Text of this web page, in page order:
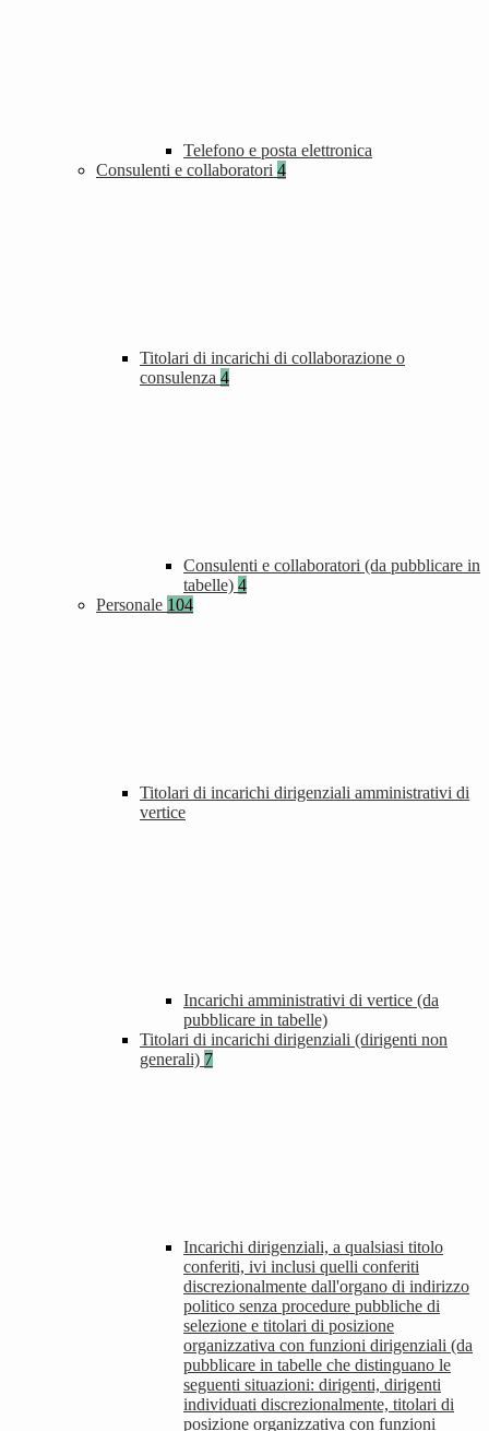
Telefono e posta elettronica
Consulenti e collaboratori 4
Titolari di incarichi di collaborazione o
consulenza 4
Consulenti e collaboratori (da pubblicare in
tabelle) 4
Personale 104
Titolari di incarichi dirigenziali amministrativi di
vertice
Incarichi amministrativi di vertice (da
pubblicare in tabelle)
Titolari di incarichi dirigenziali (dirigenti non
generali) 7
Incarichi dirigenziali, a qualsiasi titolo
conferiti, ivi inclusi quelli conferiti
discrezionalmente dall'organo di indirizzo
politico senza procedure pubbliche di
selezione e titolari di posizione
organizzativa con funzioni dirigenziali (da
pubblicare in tabelle che distinguano le
seguenti situazioni: dirigenti, dirigenti
individuati discrezionalmente, titolari di
posizione organizzativa con funzioni